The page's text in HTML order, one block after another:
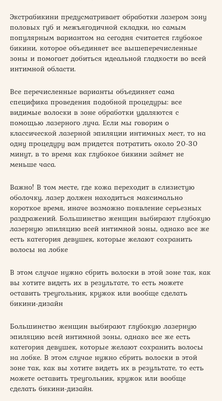
Экстрабикини предусматривает обработки лазером зону
половых губ и межъягодичной складки, но самым
популярным вариантом на сегодня считается глубокое
бикини, которое объединяет все вышеперечисленные
зоны и помогает добиться идеальной гладкости во всей
интимной области.
Все перечисленные варианты объединяет сама
специфика проведения подобной процедуры: все
видимые волоски в зоне обработки удаляются с
помощью лазерного луча. Если мы говорим о
классической лазерной эпиляции интимных мест, то на
одну процедуру вам придется потратить около 20-30
минут, в то время как глубокое бикини займет не
меньше часа.
Важно! В том месте, где кожа переходит в слизистую
оболочку, лазер должен находиться максимально
короткое время, иначе возможно появление серьезных
раздражений. Большинство женщин выбирают глубокую
лазерную эпиляцию всей интимной зоны, однако все же
есть категория девушек, которые желают сохранить
волосы на лобке
В этом случае нужно сбрить волоски в этой зоне так, как
вы хотите видеть их в результате, то есть можете
оставить треугольник, кружок или вообще сделать
бикини-дизайн
Большинство женщин выбирают глубокую лазерную
эпиляцию всей интимной зоны, однако все же есть
категория девушек, которые желают сохранить волосы
на лобке. В этом случае нужно сбрить волоски в этой
зоне так, как вы хотите видеть их в результате, то есть
можете оставить треугольник, кружок или вообще
сделать бикини-дизайн.